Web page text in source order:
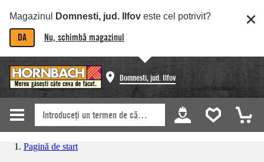
Magazinul Domnesti, jud. Ilfov este cel potrivit?
DA Nu, schimbă magazinul
Domnesti, jud. Ilfov
Pagină de start